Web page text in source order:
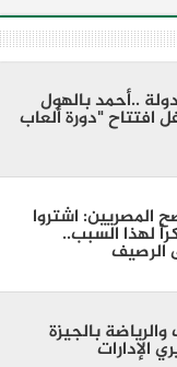
..أحمد بالهول
افتتاح "دورة ألعاب
المصريين: اشتروا
لهذا السبب..
الرصيف
بالجيزة
الإدارات